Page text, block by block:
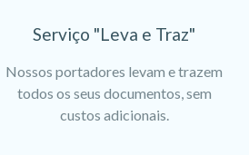
Serviço "Leva e Traz"
Nossos portadores levam e trazem
todos os seus documentos, sem
custos adicionais.